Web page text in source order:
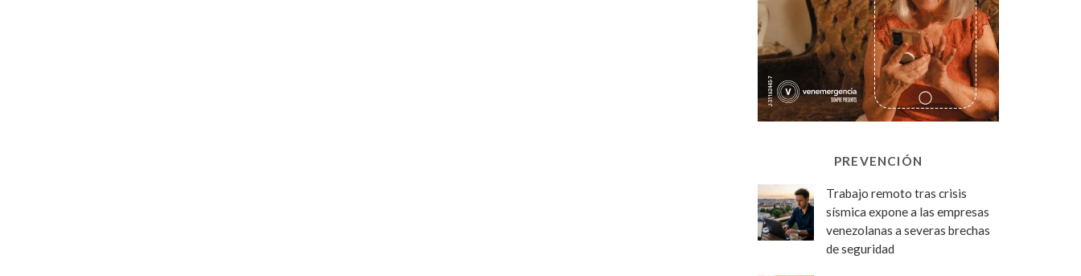
PREVENCIÓN
Trabajo remoto tras crisis
sísmica expone a las empresas
venezolanas a severas brechas
de seguridad